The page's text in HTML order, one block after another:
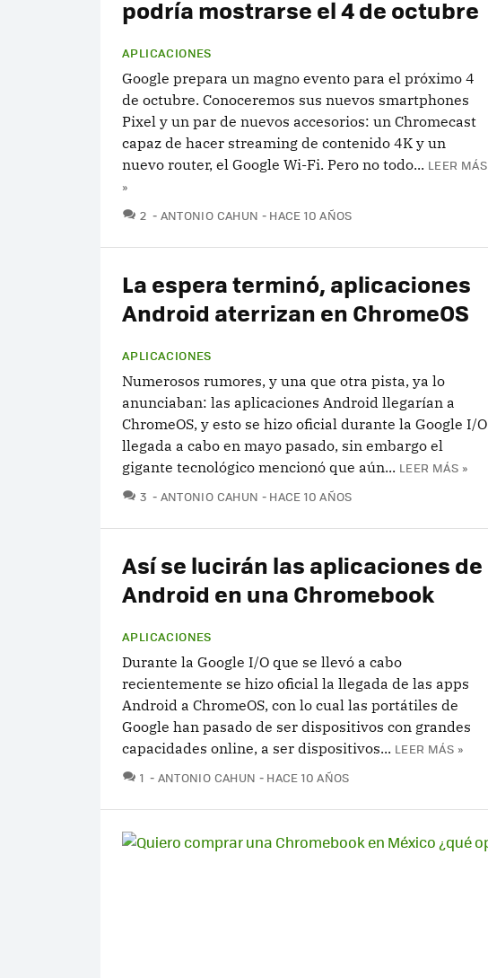
podría mostrarse el 4 de octubre
APLICACIONES
Google prepara un magno evento para el próximo 4
de octubre. Conoceremos sus nuevos smartphones
Pixel y un par de nuevos accesorios: un Chromecast
capaz de hacer streaming de contenido 4K y un
nuevo router, el Google Wi-Fi. Pero no todo... LEER MÁS
»
2 COMENTARIOS
ANTONIO CAHUN HACE 10 AÑOS
La espera terminó, aplicaciones
Android aterrizan en ChromeOS
APLICACIONES
Numerosos rumores, y una que otra pista, ya lo
anunciaban: las aplicaciones Android llegarían a
ChromeOS, y esto se hizo oficial durante la Google I/O
llegada a cabo en mayo pasado, sin embargo el
gigante tecnológico mencionó que aún... LEER MÁS »
3 COMENTARIOS
ANTONIO CAHUN HACE 10 AÑOS
Así se lucirán las aplicaciones de
Android en una Chromebook
APLICACIONES
Durante la Google I/O que se llevó a cabo
recientemente se hizo oficial la llegada de las apps
Android a ChromeOS, con lo cual las portátiles de
Google han pasado de ser dispositivos con grandes
capacidades online, a ser dispositivos... LEER MÁS »
1 COMENTARIOS
ANTONIO CAHUN HACE 10 AÑOS